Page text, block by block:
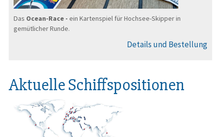
Das Ocean-Race - ein Kartenspiel für Hochsee-Skipper in
gemütlicher Runde.
Details und Bestellung
Aktuelle Schiffspositionen